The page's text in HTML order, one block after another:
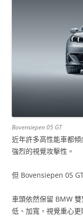
Bovensiepen 05 GT
近年許多高性能車都
強烈的視覺攻擊性。
但 Bovensiepen 05
車頭依然保留 BMW
低、加寬，視覺重心更